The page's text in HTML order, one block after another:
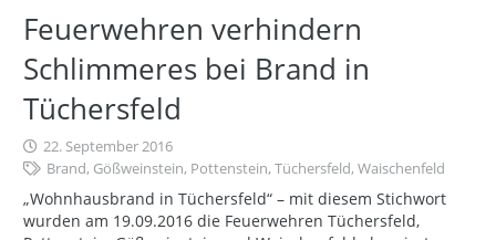
Feuerwehren verhindern
Schlimmeres bei Brand in
Tüchersfeld
22. September 2016
Brand, Gößweinstein, Pottenstein,Tüchersfeld,Waischenfeld
„Wohnhausbrand in Tüchersfeld“ – mit diesem Stichwort
wurden am 19.09.2016 die Feuerwehren Tüchersfeld,